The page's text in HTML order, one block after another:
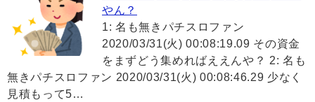
やん？
1: 名も無きパチスロファン
2020/03/31(火) 00:08:19.09 その資金
をまずどう集めればええんや？ 2: 名も
無きパチスロファン 2020/03/31(火) 00:08:46.29 少なく
見積もって5…